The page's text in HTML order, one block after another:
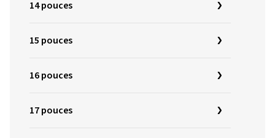
14 pouces
15 pouces
16 pouces
17 pouces